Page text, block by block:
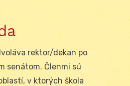
rektor/dekan po
senátom. Členmi sú
v ktorých škola